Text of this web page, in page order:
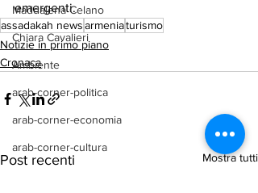
Maddalena Celano
Chiara Cavalieri
Ambiente
arab-corner-politica
arab-corner-economia
arab-corner-cultura
emergenti.
assadakah newsarmeniaturismo
Notizie in primo piano
Cronaca
Post recenti Mostra tutti